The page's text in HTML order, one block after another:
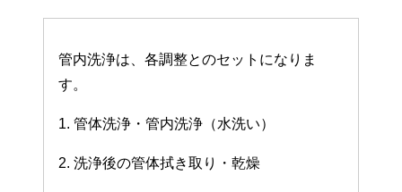
管内洗浄は、各調整とのセットになりま
す。
1. 管体洗浄・管内洗浄（水洗い）
2. 洗浄後の管体拭き取り・乾燥